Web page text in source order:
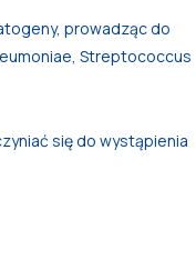
prowadząc do
Streptococcus
się do wystąpienia